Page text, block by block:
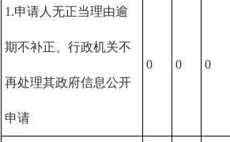
1.申请人无正当理由逾
期不补正、行政机关不
再处理其政府信息公开
申请
0 0 0